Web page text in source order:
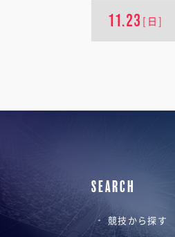
11.23 [日]
SEARCH
競技から探す